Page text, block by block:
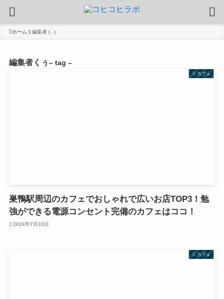
ホーム 編集者くぅ
編集者くぅ – tag –
カフェ
巣鴨駅周辺のカフェでおしゃれで広いお店TOP3！勉
強ができる電源コンセント完備のカフェはココ！
2024年7月10日
カフェ